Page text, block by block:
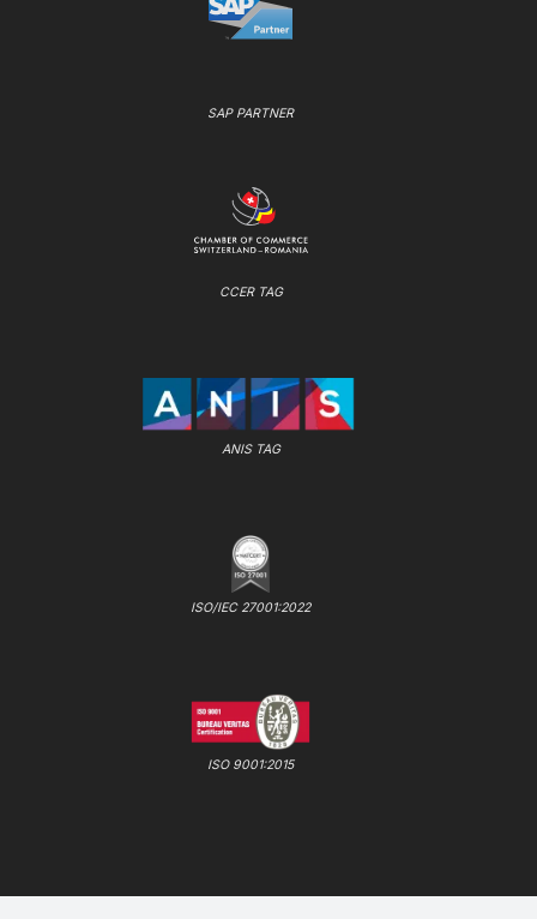
SAP PARTNER
CCER TAG
ANIS TAG
ISO/IEC 27001:2022
ISO 9001:2015